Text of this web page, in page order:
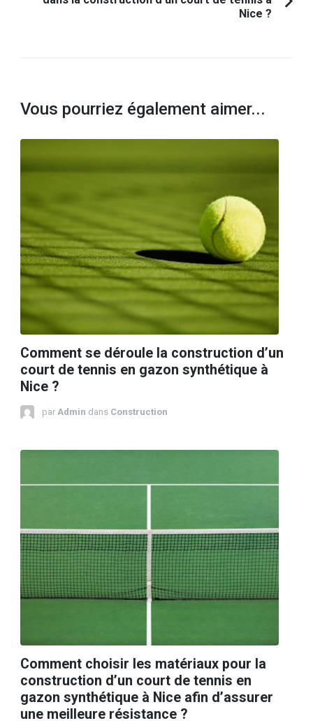
Nice ?
Vous pourriez également aimer...
Comment se déroule la construction d’un
court de tennis en gazon synthétique à
Nice ?
par Admin dans Construction
Comment choisir les matériaux pour la
construction d’un court de tennis en
gazon synthétique à Nice afin d’assurer
une meilleure résistance ?